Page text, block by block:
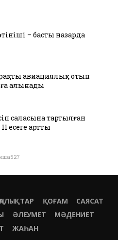
– басты назарда
авиациялық отын
алынады
саласына тартылған
есеге артты
ҚОҒАМ
САЯСАТ
ӘЛЕУМЕТ
МӘДЕНИЕТ
ЖАҺАН